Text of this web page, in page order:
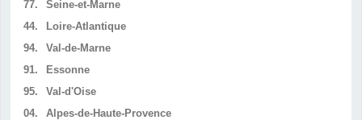
77.
Seine-et-Marne
44.
Loire-Atlantique
94.
Val-de-Marne
91.
Essonne
95.
Val-d'Oise
04.
Alpes-de-Haute-Provence